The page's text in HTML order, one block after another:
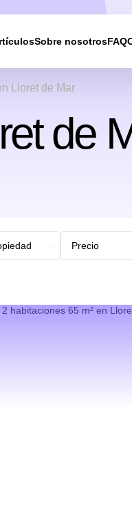
Sobre nosotrosFAQ
Lloret de Mar
de